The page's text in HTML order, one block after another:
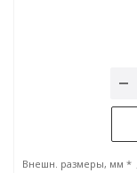
Внешн. размеры, мм *